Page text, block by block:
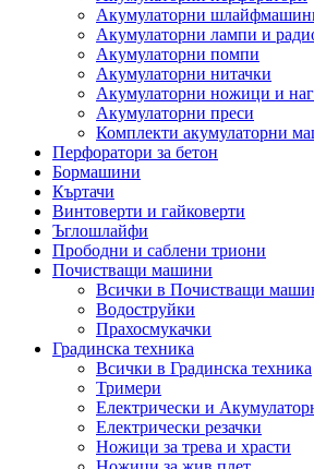
Акумулаторни
Акумулаторни лампи и
Акумулаторни помпи
Акумулаторни нитачки
Акумулаторни ножици и
Акумулаторни преси
Комплекти акумулаторни
Перфоратори за бетон
Бормашини
Къртачи
Винтоверти и гайковерти
Ъглошлайфи
Прободни и саблени триони
Почистващи машини
Всички в Почистващи
Водоструйки
Прахосмукачки
Градинска техника
Всички в Градинска техника
Тримери
Електрически и
Електрически резачки
Ножици за трева и храсти